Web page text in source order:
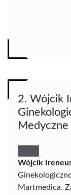
2. Wójcik
Wójcik
Martmedica.